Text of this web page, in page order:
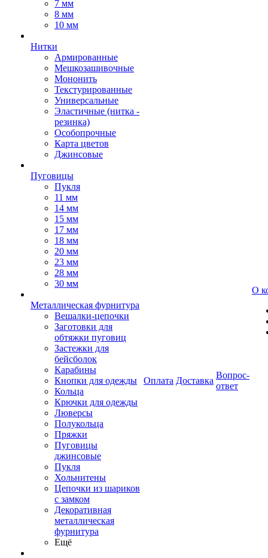
7 мм
8 мм
10 мм
Нитки
Армированные
Мешкозашивочные
Мононить
Текстурированные
Универсальные
Эластичные (нитка -
резинка)
Особопрочные
Карта цветов
Джинсовые
Пуговицы
Пукля
11 мм
14 мм
15 мм
17 мм
18 мм
20 мм
23 мм
28 мм
30 мм
Металлическая фурнитура
Вешалки-цепочки
Заготовки для
обтяжки пуговиц
Застежки для
бейсболок
Карабины
Кнопки для одежды
Кольца
Крючки для одежды
Люверсы
Полукольца
Пряжки
Пуговицы
джинсовые
Пукля
Хольнитены
Цепочки из шариков
с замком
Декоративная
металлическая
фурнитура
Ещё
Оплата Доставка
Вопрос-
ответ
О